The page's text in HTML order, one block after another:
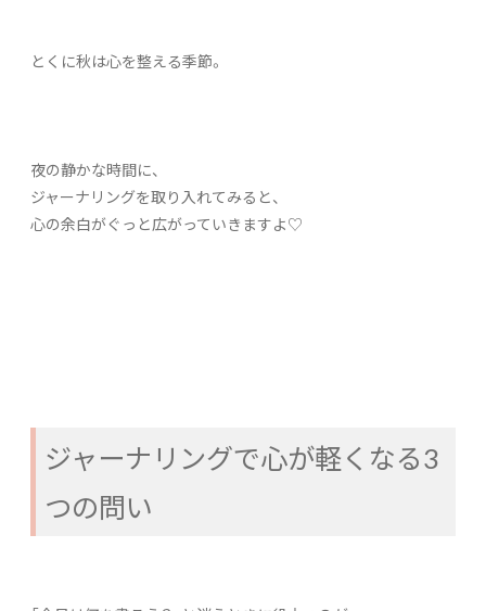
とくに秋は心を整える季節。
夜の静かな時間に、
ジャーナリングを取り入れてみると、
心の余白がぐっと広がっていきますよ♡
ジャーナリングで心が軽くなる3
つの問い